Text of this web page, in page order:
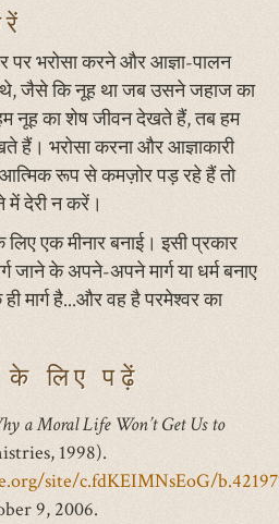
पर भरोसा करने और आज्ञा-पालन
थे, जैसे कि नूह था जब उसने जहाज का
नूह का शेष जीवन देखते हैं, तब हम
हैं। भरोसा करना और आज्ञाकारी
रूप से कमज़ोर पड़ रहे हैं तो
में देरी न करें।
एक मीनार बनाई। इसी प्रकार
जाने के अपने-अपने मार्ग या धर्म बनाए
मार्ग है...और वह है परमेश्वर का
लिए पढ़ें
a Moral Life Won’t Get Us to
1998).
site/c.fdKEIMNsEoG/
9, 2006.